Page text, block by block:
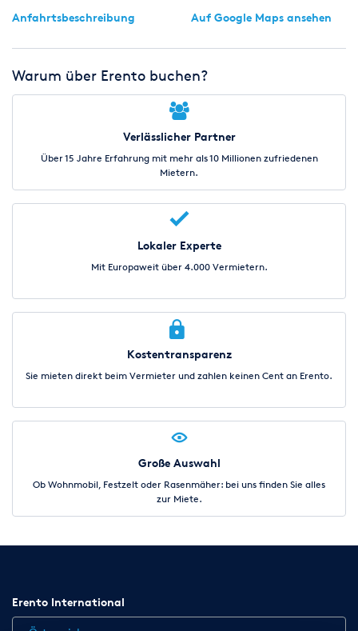
Anfahrtsbeschreibung Auf Google Maps ansehen
Warum über Erento buchen?
Verlässlicher Partner
Über 15 Jahre Erfahrung mit mehr als 10 Millionen zufriedenen
Mietern.
Lokaler Experte
Mit Europaweit über 4.000 Vermietern.
Kostentransparenz
Sie mieten direkt beim Vermieter und zahlen keinen Cent an Erento.
Große Auswahl
Ob Wohnmobil, Festzelt oder Rasenmäher: bei uns finden Sie alles
zur Miete.
Erento International